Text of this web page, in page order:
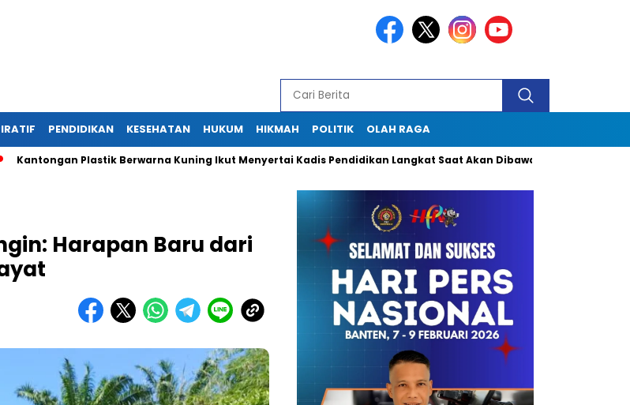
PENDIDIKAN KESEHATAN HUKUM HIKMAH POLITIK OLAH RAGA
Plastik Berwarna Kuning Ikut Menyertai Kadis Pendidikan Langkat Saat Akan Dibawa Ke Lapas
Harapan Baru dari